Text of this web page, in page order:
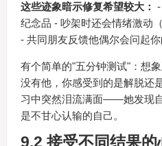
这些迹象暗示修复希望较大：
纪念品 - 吵架时还会情绪激动
- 共同朋友反馈他偶尔会问起
有个简单的"五分钟测试"：想
没有他，你感受到的是解脱还
习中突然泪流满面——她发现
是不甘心认输的自己。
9.2 接受不同结果的